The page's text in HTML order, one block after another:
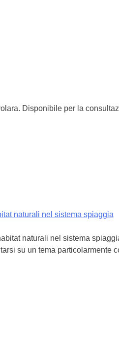
Disponibile per la
naturali nel sistema spiaggia
naturali nel sistema
su un tema particolarmente